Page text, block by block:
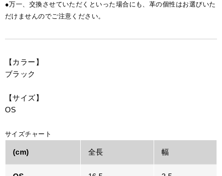
●万一、交換させていただくといった場合にも、革の個性はお選びいた
だけませんのでご注意ください。
【カラー】
ブラック
【サイズ】
OS
サイズチャート
(cm) 全長 幅